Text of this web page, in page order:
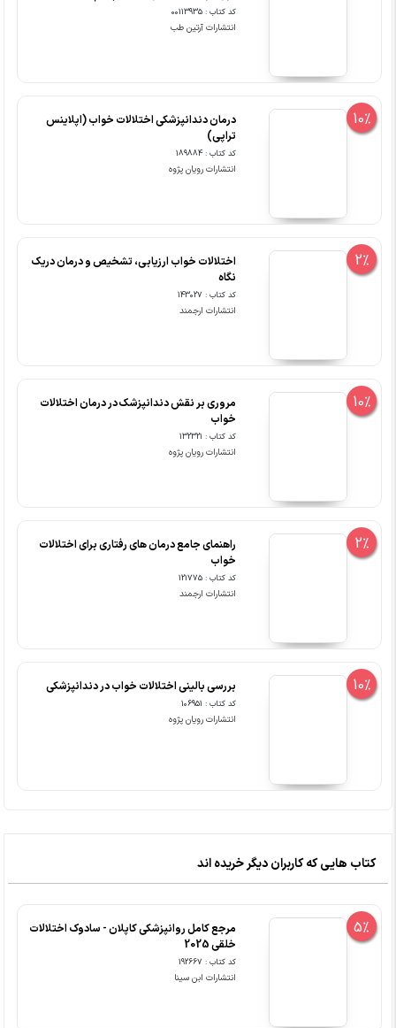
کد کتاب : 00113935
انتشارات آرتین طب
10%
درمان دندانپزشکی اختلالات خواب (اپلاینس
تراپی)
کد کتاب : 189884
انتشارات رویان پژوه
2%
اختلالات خواب ارزیابی، تشخیص و درمان دریک
نگاه
کد کتاب : 143027
انتشارات ارجمند
10%
مروری بر نقش دندانپزشک در درمان اختلالات
خواب
کد کتاب : 132321
انتشارات رویان پژوه
2%
راهنمای جامع درمان های رفتاری برای اختلالات
خواب
کد کتاب : 121775
انتشارات ارجمند
10% بررسی بالینی اختلالات خواب در دندانپزشکی
کد کتاب : 106951
انتشارات رویان پژوه
کتاب هایی که کاربران دیگر خریده اند
5%
مرجع کامل روانپزشکی کاپلان - سادوک اختلالات
خلقی 2025
کد کتاب : 192667
انتشارات ابن سینا